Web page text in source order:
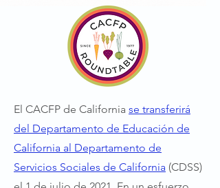
El CACFP de California se transferirá
del Departamento de Educación de
California al Departamento de
Servicios Sociales de California (CDSS)